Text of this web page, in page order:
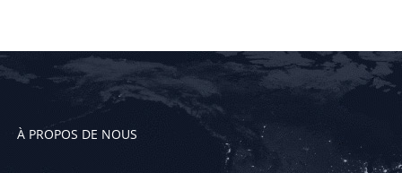
À PROPOS DE NOUS